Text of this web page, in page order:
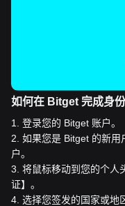
如何在 Bitget 完成身
1
登录您的 Bitget 账户。
2 如果您是 Bitget 的新用
户。
3 将鼠标移动到您的个人
证】。
4 选择您签发的国家或地